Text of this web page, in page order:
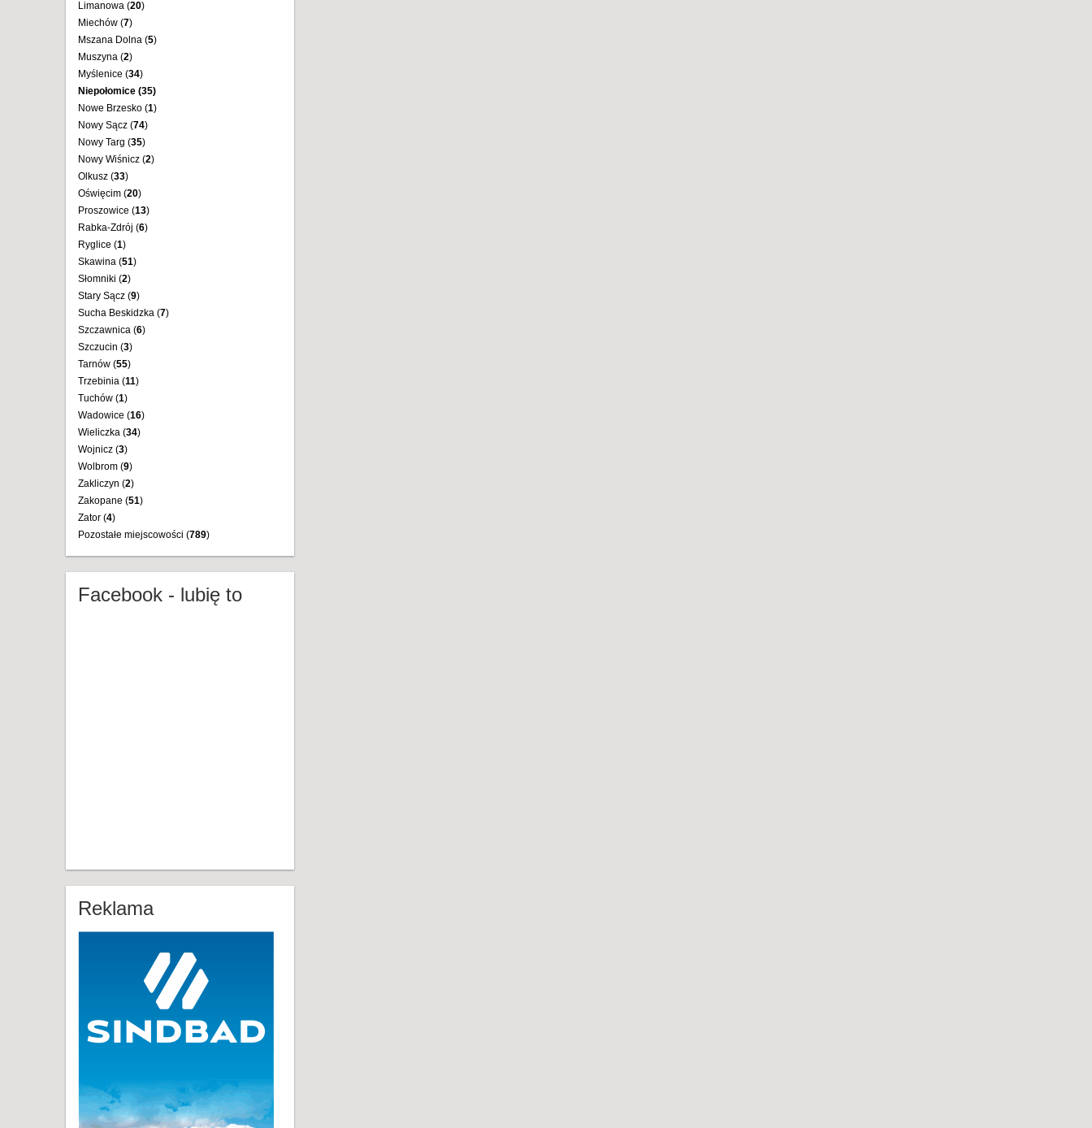
Limanowa (20)
Miechów (7)
Mszana Dolna (5)
Muszyna (2)
Myślenice (34)
Niepołomice (35)
Nowe Brzesko (1)
Nowy Sącz (74)
Nowy Targ (35)
Nowy Wiśnicz (2)
Olkusz (33)
Oświęcim (20)
Proszowice (13)
Rabka-Zdrój (6)
Ryglice (1)
Skawina (51)
Słomniki (2)
Stary Sącz (9)
Sucha Beskidzka (7)
Szczawnica (6)
Szczucin (3)
Tarnów (55)
Trzebinia (11)
Tuchów (1)
Wadowice (16)
Wieliczka (34)
Wojnicz (3)
Wolbrom (9)
Zakliczyn (2)
Zakopane (51)
Zator (4)
Pozostałe miejscowości (789)
Facebook - lubię to
Reklama